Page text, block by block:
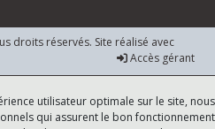
droits réservés. Site réalisé avec
Accès gérant
utilisateur optimale sur le site, nous
qui assurent le bon fonctionnement